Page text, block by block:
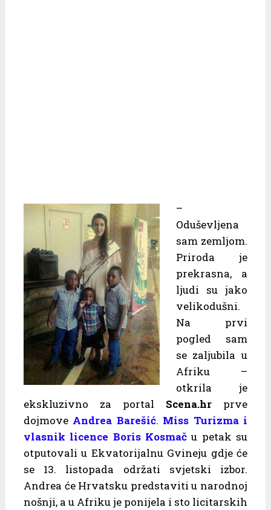
–
Oduševljena
sam zemljom.
Priroda je
prekrasna, a
ljudi su jako
velikodušni.
Na prvi
pogled sam
se zaljubila u
Afriku –
otkrila je
ekskluzivno za portal Scena.hr prve
dojmove Andrea Barešić. Miss Turizma i
vlasnik licence Boris Kosmač u petak su
otputovali u Ekvatorijalnu Gvineju gdje će
se 13. listopada održati svjetski izbor.
Andrea će Hrvatsku predstaviti u narodnoj
nošnji, a u Afriku je ponijela i sto licitarskih